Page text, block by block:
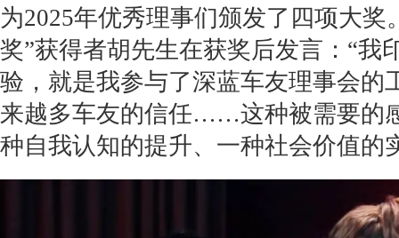
为2025年优秀理事们颁发了四项大奖
奖”获得者胡先生在获奖后发言：“我
验，就是我参与了深蓝车友理事会的
来越多车友的信任……这种被需要的
种自我认知的提升、一种社会价值的